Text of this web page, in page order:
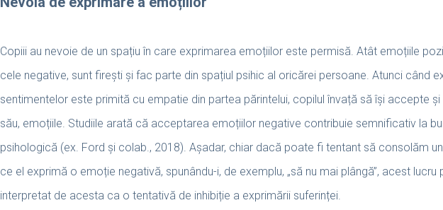
Copiii au nevoie de un spațiu în care exprimarea emoțiilor este permisă. Atât emoțiile
cele negative, sunt firești și fac parte din spațiul psihic al oricărei persoane. Atunci când
sentimentelor este primită cu empatie din partea părintelui, copilul învață să își accepte și
său, emoțiile. Studiile arată că acceptarea emoțiilor negative contribuie semnificativ la
psihologică (ex. Ford și colab., 2018). Așadar, chiar dacă poate fi tentant să consolăm
ce el exprimă o emoție negativă, spunându-i, de exemplu, „să nu mai plângă”, acest lucru
interpretat de acesta ca o tentativă de inhibiție a exprimării suferinței.